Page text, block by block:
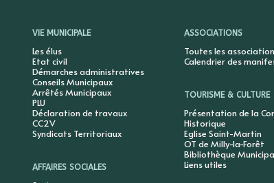
VIE MUNICIPALE
Les élus
Etat civil
Démarches administratives
Conseils Municipaux
Arrêtés Municipaux
PLU
Déclaration de travaux
CC2V
Syndicats Territoriaux
AFFAIRES SOCIALES
ASSOCIATIONS
Toutes les
Calendrier des
TOURISME & CULTURE
Présentation de la
Historique
Eglise Saint-Martin
OT de Milly-la-Forêt
Bibliothèque
Liens utiles